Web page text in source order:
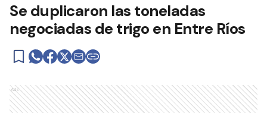
Se duplicaron las toneladas
negociadas de trigo en Entre Ríos
Ads